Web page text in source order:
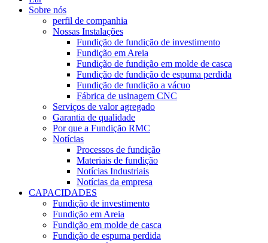
Sobre nós
perfil de companhia
Nossas Instalações
Fundição de fundição de investimento
Fundição em Areia
Fundição de fundição em molde de casca
Fundição de fundição de espuma perdida
Fundição de fundição a vácuo
Fábrica de usinagem CNC
Serviços de valor agregado
Garantia de qualidade
Por que a Fundição RMC
Notícias
Processos de fundição
Materiais de fundição
Notícias Industriais
Notícias da empresa
CAPACIDADES
Fundição de investimento
Fundição em Areia
Fundição em molde de casca
Fundição de espuma perdida